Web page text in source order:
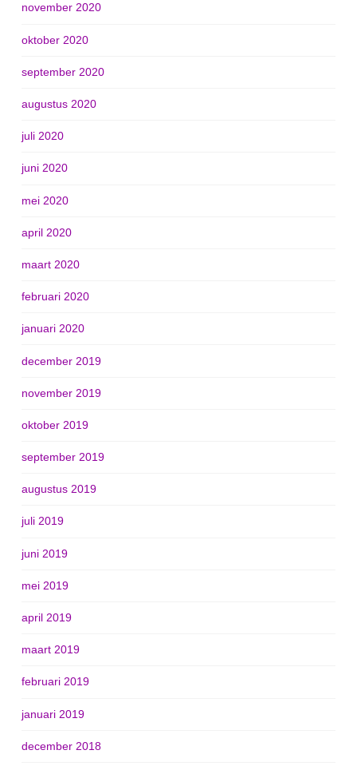
november 2020
oktober 2020
september 2020
augustus 2020
juli 2020
juni 2020
mei 2020
april 2020
maart 2020
februari 2020
januari 2020
december 2019
november 2019
oktober 2019
september 2019
augustus 2019
juli 2019
juni 2019
mei 2019
april 2019
maart 2019
februari 2019
januari 2019
december 2018